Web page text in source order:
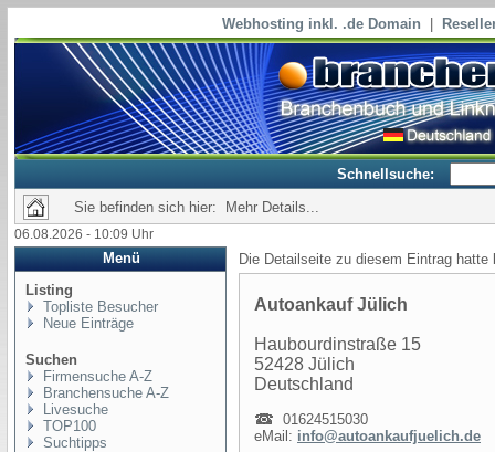
Webhosting inkl. .de Domain
Schnellsuche:
Sie befinden sich hier: Mehr Details...
06.08.2026 - 10:09 Uhr
Menü
Listing
Topliste Besucher
Neue Einträge
Suchen
Firmensuche A-Z
Branchensuche A-Z
Livesuche
TOP100
Suchtipps
Die Detailseite zu diesem Eintrag
Autoankauf Jülich
Haubourdinstraße 15
52428 Jülich
Deutschland
01624515030
eMail: info@autoankaufjuelich.de